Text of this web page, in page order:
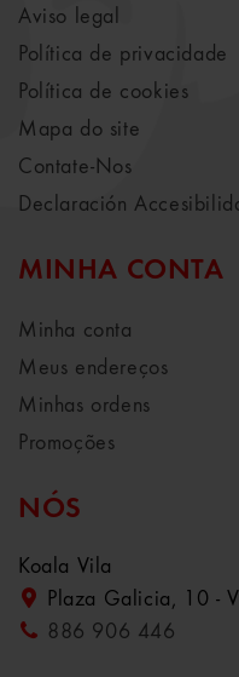
Aviso legal
Política de privacidade
Política de cookies
Mapa do site
Contate-Nos
Declaración
MINHA CONTA
Minha conta
Meus endereços
Minhas ordens
Promoções
NÓS
Koala Vila
Plaza Galicia, 10 -
886 906 446